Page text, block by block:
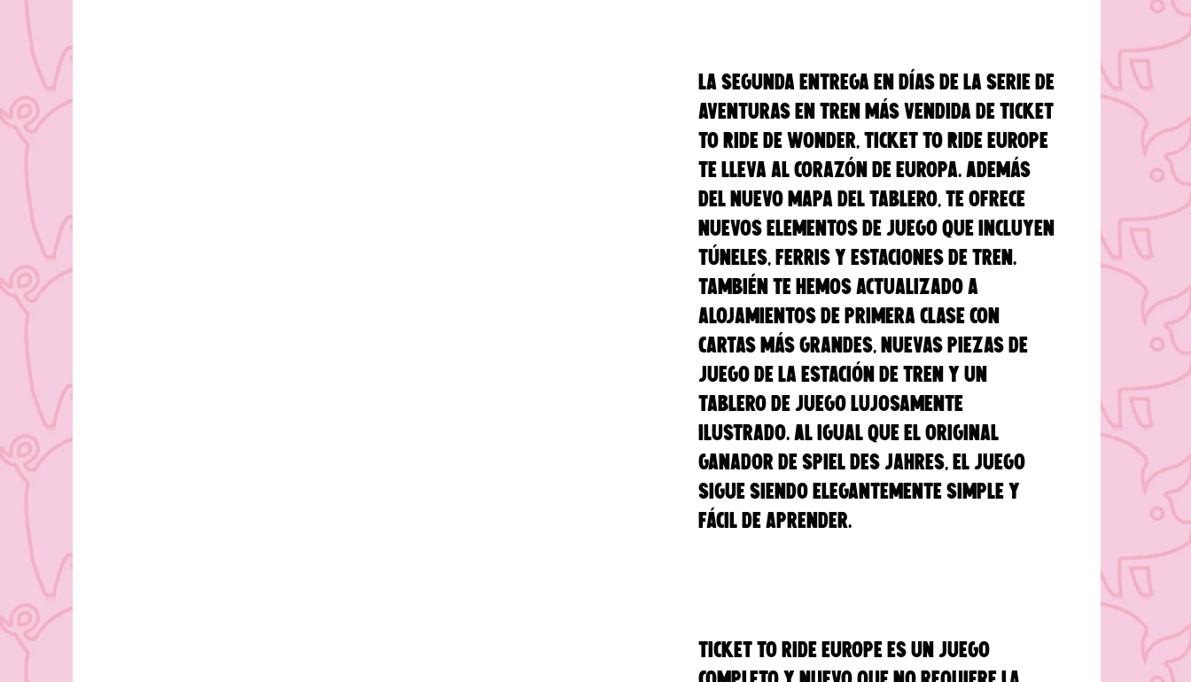
La segunda entrega en días de la serie de
aventuras en tren más vendida de Ticket
to Ride de Wonder, Ticket to Ride Europe
te lleva al corazón de Europa. Además
del nuevo mapa del tablero, te ofrece
nuevos elementos de juego que incluyen
túneles, ferris y estaciones de tren.
También te hemos actualizado a
alojamientos de primera clase con
cartas más grandes, nuevas piezas de
juego de la estación de tren y un
tablero de juego lujosamente
ilustrado. Al igual que el original
ganador de Spiel des Jahres, el juego
sigue siendo elegantemente simple y
fácil de aprender.
Ticket to ride Europe es un juego